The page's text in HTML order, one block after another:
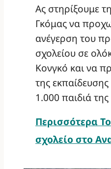
Ας στηρίξουμε
Γκόμας να
ανέγερση του
σχολείου σε
Κονγκό και να
της
1.000 παιδιά
Περισσότερα
σχολείο στο